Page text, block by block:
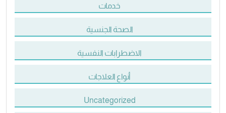
خدمات
الصحة الجنسية
الاضطرابات النفسية
أنواع العلاجات
Uncategorized